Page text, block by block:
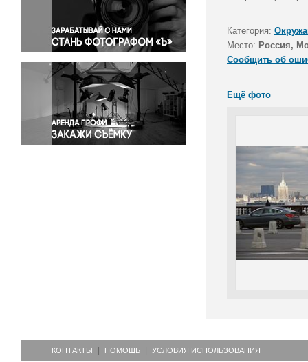
Правосудие
Происшествия и конфликты
Религия
Светская жизнь
Спорт
Экология
Экономика и бизнес
Категория:
Место: Россия,
Сообщить об
Ещё фото
КОНТАКТЫ ПОМОЩЬ УСЛОВИЯ ИСПОЛЬЗОВАНИЯ